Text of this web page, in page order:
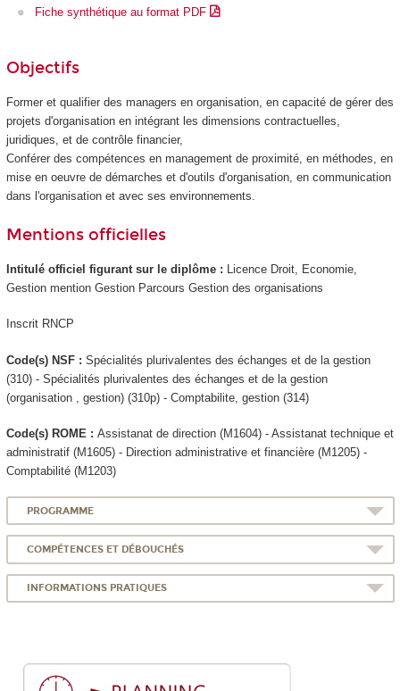
Fiche synthétique au format PDF
Objectifs
Former et qualifier des managers en organisation, en capacité de gérer des
projets d'organisation en intégrant les dimensions contractuelles,
juridiques, et de contrôle financier,
Conférer des compétences en management de proximité, en méthodes, en
mise en oeuvre de démarches et d'outils d'organisation, en communication
dans l'organisation et avec ses environnements.
Mentions officielles
Intitulé officiel figurant sur le diplôme :
Licence Droit, Economie,
Gestion mention Gestion Parcours Gestion des organisations
Inscrit RNCP
Code(s) NSF : Spécialités plurivalentes des échanges et de la gestion
(310) - Spécialités plurivalentes des échanges et de la gestion
(organisation , gestion) (310p) - Comptabilite, gestion (314)
Code(s) ROME : Assistanat de direction (M1604) - Assistanat technique et
administratif (M1605) - Direction administrative et financière (M1205) -
Comptabilité (M1203)
PROGRAMME
COMPÉTENCES ET DÉBOUCHÉS
INFORMATIONS PRATIQUES